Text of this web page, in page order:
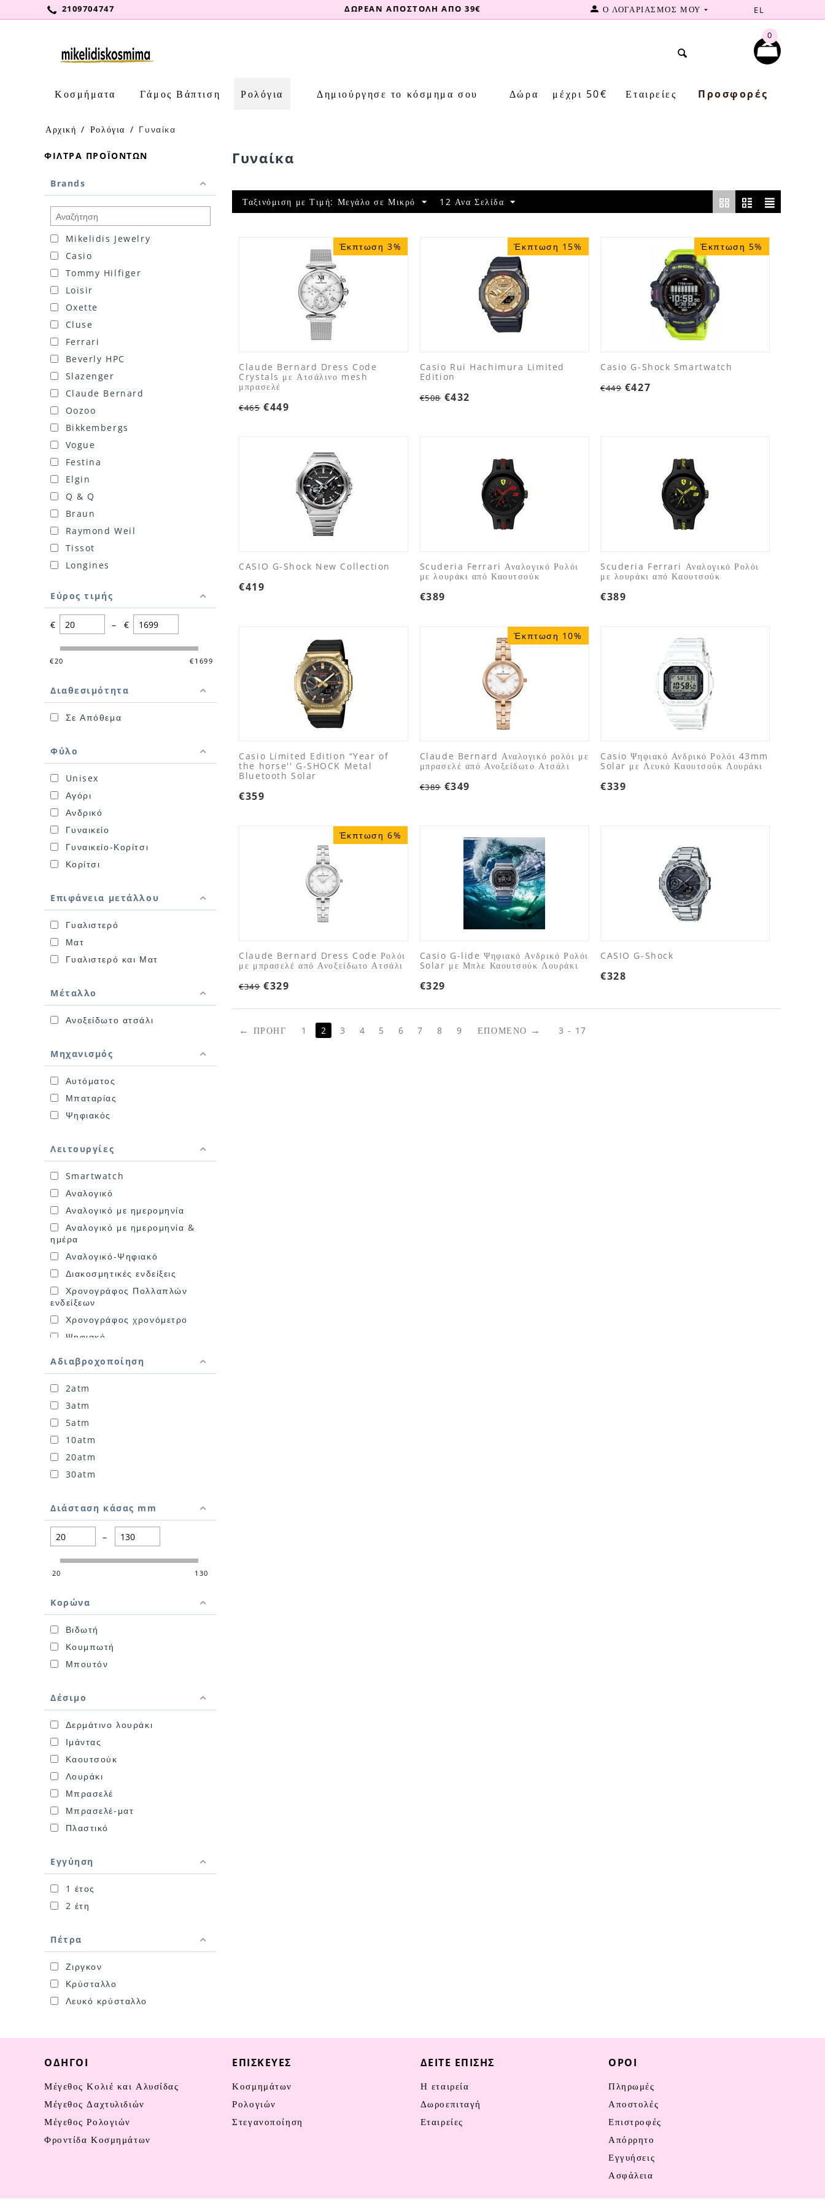
2109704747 ΔΩΡΕΑΝ ΑΠΟΣΤΟΛΗ ΑΠΟ 39€ Ο ΛΟΓΑΡΙΑΣΜΟΣ ΜΟΥ EL
0
Κοσμήματα Γάμος Βάπτιση Ρολόγια Δημιούργησε το κόσμημα σου Δώρα μέχρι 50€ Εταιρείες Προσφορές
Αρχική / Ρολόγια / Γυναίκα
ΦΊΛΤΡΑ ΠΡΟΪΌΝΤΩΝ
Brands
Mikelidis Jewelry
Casio
Tommy Hilfiger
Loisir
Oxette
Cluse
Ferrari
Beverly HPC
Slazenger
Claude Bernard
Oozoo
Bikkembergs
Vogue
Festina
Elgin
Q & Q
Braun
Raymond Weil
Tissot
Longines
Εύρος τιμής
€ – €
‎€20 ‎€ 1699
Διαθεσιμότητα
Σε Απόθεμα
Φύλο
Unisex
Αγόρι
Ανδρικό
Γυναικείο
Γυναικείο-Κορίτσι
Κορίτσι
Επιφάνεια μετάλλου
Γυαλιστερό
Ματ
Γυαλιστερό και Ματ
Μέταλλο
Ανοξείδωτο ατσάλι
Μηχανισμός
Αυτόματος
Μπαταρίας
Ψηφιακός
Λειτουργίες
Smartwatch
Αναλογικό
Αναλογικό με ημερομηνία
Αναλογικό με ημερομηνία &
ημέρα
Αναλογικό-Ψηφιακό
Διακοσμητικές ενδείξεις
Χρονογράφος Πολλαπλών
ενδείξεων
Χρονογράφος χρονόμετρο
Ψηφιακό
Αδιαβροχοποίηση
2atm
3atm
5atm
10atm
20atm
30atm
Διάσταση κάσας mm
–
20 130
Κορώνα
Βιδωτή
Κουμπωτή
Μπουτόν
Δέσιμο
Δερμάτινο λουράκι
Ιμάντας
Καουτσούκ
Λουράκι
Μπρασελέ
Μπρασελέ-ματ
Πλαστικό
Εγγύηση
1 έτος
2 έτη
Πέτρα
Ζιργκον
Κρύσταλλο
Λευκό κρύσταλλο
Γυναίκα
Ταξινόμιση με Τιμή: Μεγάλο σε Μικρό 12 Ανα Σελίδα
Έκπτωση 3%
Claude Bernard Dress Code
Crystals με Ατσάλινο mesh
μπρασελέ
€465 €449
Έκπτωση 15%
Casio Rui Hachimura Limited
Edition
€508 €432
Έκπτωση 5%
Casio G-Shock Smartwatch
€449 €427
CASIO G-Shock New Collection
€419
Scuderia Ferrari Αναλογικό Ρολόι
με λουράκι από Καουτσούκ
€389
Scuderia Ferrari Αναλογικό Ρολόι
με λουράκι από Καουτσούκ
€389
Casio Limited Edition “Year of
the horse'' G-SHOCK Metal
Bluetooth Solar
€359
Έκπτωση 10%
Claude Bernard Αναλογικό ρολόι με
μπρασελέ από Ανοξείδωτο Ατσάλι
€389 €349
Casio Ψηφιακό Ανδρικό Ρολόι 43mm
Solar με Λευκό Καουτσούκ Λουράκι
€339
Έκπτωση 6%
Claude Bernard Dress Code Ρολόι
με μπρασελέ από Ανοξείδωτο Ατσάλι
€349 €329
Casio G-lide Ψηφιακό Ανδρικό Ρολόι
Solar με Μπλε Καουτσούκ Λουράκι
€329
CASIO G-Shock
€328
ΠΡΟΗΓ 1 2 3 4 5 6 7 8 9 ΕΠΌΜΕΝΟ 3 - 17
ΟΔΗΓΟΊ
Μέγεθος Κολιέ και Αλυσίδας
Μέγεθος Δαχτυλιδιών
Μέγεθος Ρολογιών
Φροντίδα Κοσμημάτων
ΕΠΙΣΚΕΥΈΣ
Κοσμημάτων
Ρολογιών
Στεγανοποίηση
ΔΕΊΤΕ ΕΠΊΣΗΣ
Η εταιρεία
Δωροεπιταγή
Εταιρείες
ΌΡΟΙ
Πληρωμές
Αποστολές
Επιστροφές
Απόρρητο
Εγγυήσεις
Ασφάλεια